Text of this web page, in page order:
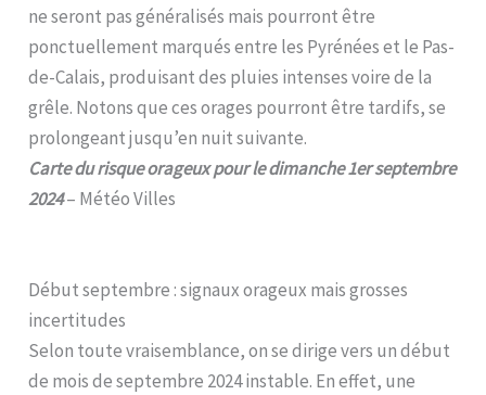
ne seront pas généralisés mais pourront être
ponctuellement marqués entre les Pyrénées et le Pas-
de-Calais, produisant des pluies intenses voire de la
grêle. Notons que ces orages pourront être tardifs, se
prolongeant jusqu’en nuit suivante.
Carte du risque orageux pour le dimanche 1er septembre
2024– Météo Villes
Début septembre : signaux orageux mais grosses
incertitudes
Selon toute vraisemblance, on se dirige vers un début
de mois de septembre 2024 instable. En effet, une